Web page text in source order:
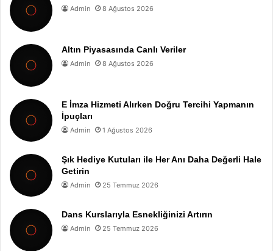
Admin 8 Ağustos 2026
Altın Piyasasında Canlı Veriler
Admin 8 Ağustos 2026
E İmza Hizmeti Alırken Doğru Tercihi Yapmanın
İpuçları
Admin 1 Ağustos 2026
Şık Hediye Kutuları ile Her Anı Daha Değerli Hale
Getirin
Admin 25 Temmuz 2026
Dans Kurslarıyla Esnekliğinizi Artırın
Admin 25 Temmuz 2026